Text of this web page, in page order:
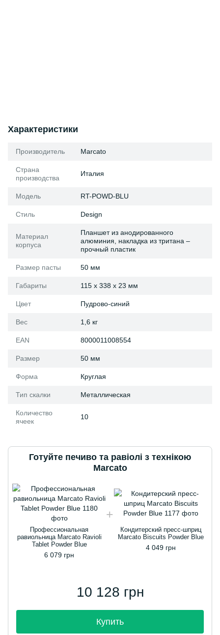
Характеристики
Производитель Marcato
Страна
производства
Италия
Модель RT-POWD-BLU
Стиль Design
Материал
корпуса
Планшет из анодированного
алюминия, накладка из тритана –
прочный пластик
Размер пасты 50 мм
Габариты 115 x 338 x 23 мм
Цвет Пудрово-синий
Вес 1,6 кг
EAN 8000011008554
Размер 50 мм
Форма Круглая
Тип скалки Металлическая
Количество
ячеек
10
Готуйте печиво та равіолі з технікою
Marcato
Профессиональная
равиольница Marcato Ravioli
Tablet Powder Blue
6 079 грн
Кондитерский пресс-шприц
Marcato Biscuits Powder Blue
4 049 грн
10 128 грн
Купить